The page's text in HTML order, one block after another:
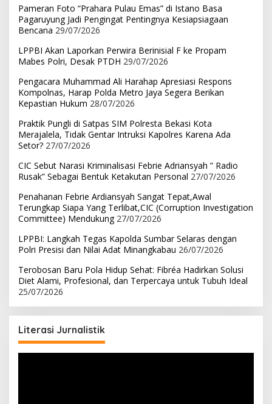
Pameran Foto “Prahara Pulau Emas” di Istano Basa
Pagaruyung Jadi Pengingat Pentingnya Kesiapsiagaan
Bencana 29/07/2026
LPPBI Akan Laporkan Perwira Berinisial F ke Propam
Mabes Polri, Desak PTDH 29/07/2026
Pengacara Muhammad Ali Harahap Apresiasi Respons
Kompolnas, Harap Polda Metro Jaya Segera Berikan
Kepastian Hukum 28/07/2026
Praktik Pungli di Satpas SIM Polresta Bekasi Kota
Merajalela, Tidak Gentar Intruksi Kapolres Karena Ada
Setor? 27/07/2026
CIC Sebut Narasi Kriminalisasi Febrie Adriansyah ” Radio
Rusak” Sebagai Bentuk Ketakutan Personal 27/07/2026
Penahanan Febrie Ardiansyah Sangat Tepat,Awal
Terungkap Siapa Yang Terlibat,CIC (Corruption Investigation
Committee) Mendukung 27/07/2026
LPPBI: Langkah Tegas Kapolda Sumbar Selaras dengan
Polri Presisi dan Nilai Adat Minangkabau 26/07/2026
Terobosan Baru Pola Hidup Sehat: Fibréa Hadirkan Solusi
Diet Alami, Profesional, dan Terpercaya untuk Tubuh Ideal
25/07/2026
Literasi Jurnalistik